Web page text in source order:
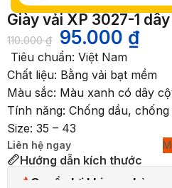
Giày vải XP 3027-1
110.000₫ 95.000 ₫
Tiêu chuẩn: Việt Nam
Chất liệu: Bằng vải bạt mềm
Màu sắc: Màu xanh có dây
Tính năng: Chống dầu,
Size: 35 – 43
Liên hệ ngay
Hướng dẫn kích thước
Quyền lợi khi mua hàng